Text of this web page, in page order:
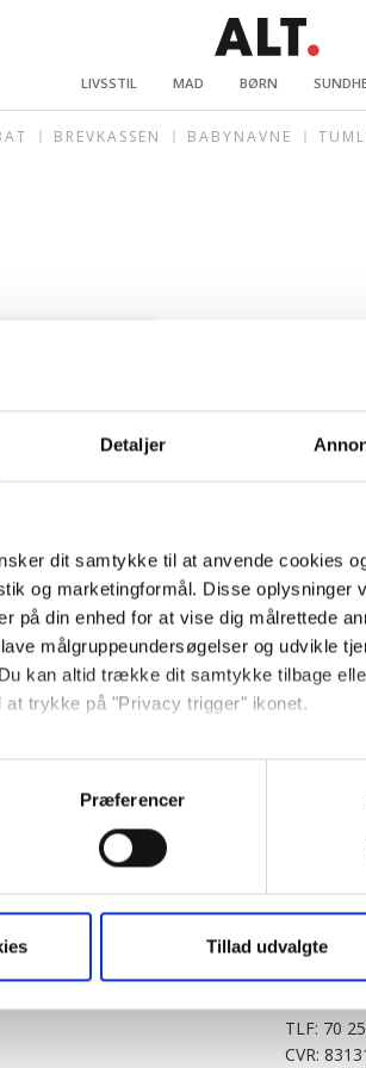
Detaljer
dit samtykke til at anvende cookies
og marketingformål. Disse oplysninger
på din enhed for at vise dig målrettede
målgruppeundersøgelser og udvikle
kan altid trække dit samtykke tilbage
at trykke på "Privacy trigger" ikonet.
gerne:
om din placering, der kan være
baseret på en scanning af dens unikke
må bruge egne cookies og cookies fra
generere statistik og huske dine
tilbage. Du skal være opmærksom på, at
cookies eller tilbagetrækker et
Præferencer
Tillad udvalgte
LIVSSTIL MAD BØRN
BREVKASSEN BABYNAVNE
KitchenOne.dk
Jollyroom.dk
Outnorth.dk
Klikk.no
Alt.dk
BABY.DK
Story
TLF: 70
CVR: